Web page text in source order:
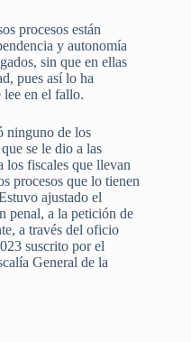
procesos están
y autonomía
sin que en ellas
pues así lo ha
lee en el fallo.
ninguno de los
se le dio a las
los fiscales que llevan
procesos que lo tienen
ajustado el
penal, a la petición de
a través del oficio
suscrito por el
General de la